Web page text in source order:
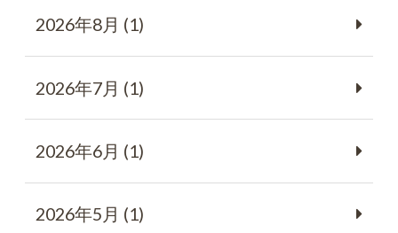
2026年8月 (1)
2026年7月 (1)
2026年6月 (1)
2026年5月 (1)